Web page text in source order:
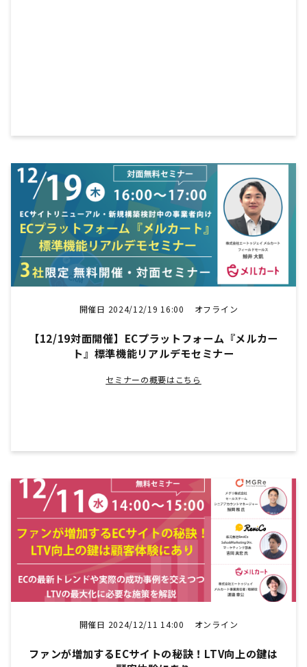
開催日 2024/12/19 16:00 オフライン
【12/19対面開催】ECプラットフォーム『メルカー
ト』標準機能リアルデモセミナー
セミナーの概要はこちら
開催日 2024/12/11 14:00 オンライン
ファンが増加するECサイトの秘訣！LTV向上の鍵は